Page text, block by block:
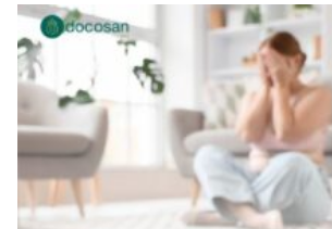
bụng
khó
giảm?
Cách
béo
an